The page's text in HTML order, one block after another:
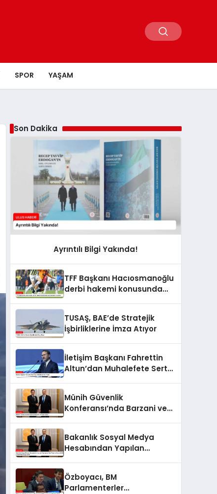
SPOR YAŞAM
Son Dakika
Ayrıntılı Bilgi Yakında!
TFF Başkanı Hacıosmanoğlu
derbi hakemi konusunda
TUSAŞ, BAE’de Stratejik
İşbirliklerine İmza Atıyor
İletişim Başkanı Fahrettin
Altun’dan Muhalefete Sert
Münih Güvenlik
Konferansı’nda Barzani ve
Bakanlık Sosyal Medya
Hesabından Yapılan
Araya Geldi
Özboyacı, BM
Parlamenterler